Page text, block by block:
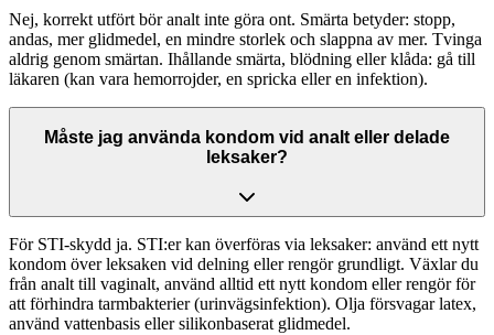
Nej, korrekt utfört bör analt inte göra ont. Smärta betyder: stopp,
andas, mer glidmedel, en mindre storlek och slappna av mer. Tvinga
aldrig genom smärtan. Ihållande smärta, blödning eller klåda: gå till
läkaren (kan vara hemorrojder, en spricka eller en infektion).
Måste jag använda kondom vid analt eller delade
leksaker?
För STI-skydd ja. STI:er kan överföras via leksaker: använd ett nytt
kondom över leksaken vid delning eller rengör grundligt. Växlar du
från analt till vaginalt, använd alltid ett nytt kondom eller rengör för
att förhindra tarmbakterier (urinvägsinfektion). Olja försvagar latex,
använd vattenbasis eller silikonbaserat glidmedel.